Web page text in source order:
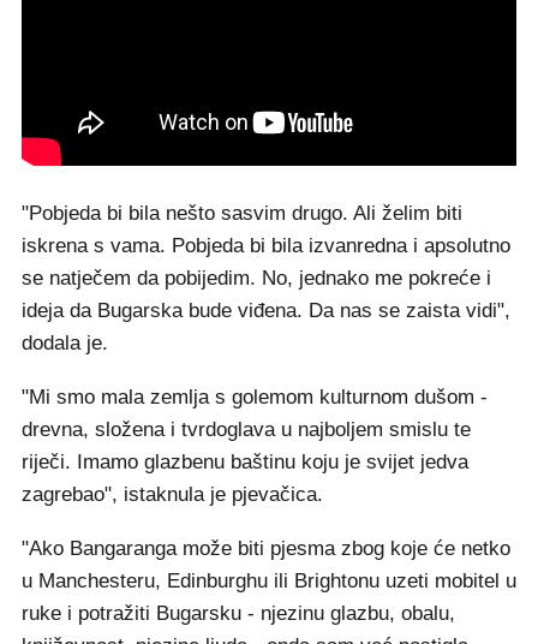
"Pobjeda bi bila nešto sasvim drugo. Ali želim biti
iskrena s vama. Pobjeda bi bila izvanredna i apsolutno
se natječem da pobijedim. No, jednako me pokreće i
ideja da Bugarska bude viđena. Da nas se zaista vidi",
dodala je.
"Mi smo mala zemlja s golemom kulturnom dušom -
drevna, složena i tvrdoglava u najboljem smislu te
riječi. Imamo glazbenu baštinu koju je svijet jedva
zagrebao", istaknula je pjevačica.
"Ako Bangaranga može biti pjesma zbog koje će netko
u Manchesteru, Edinburghu ili Brightonu uzeti mobitel u
ruke i potražiti Bugarsku - njezinu glazbu, obalu,